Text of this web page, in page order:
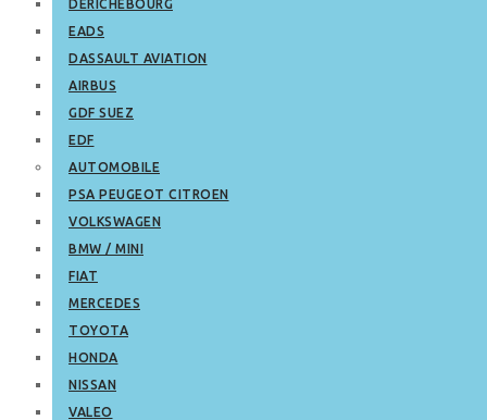
DERICHEBOURG
EADS
DASSAULT AVIATION
AIRBUS
GDF SUEZ
EDF
AUTOMOBILE
PSA PEUGEOT CITROEN
VOLKSWAGEN
BMW / MINI
FIAT
MERCEDES
TOYOTA
HONDA
NISSAN
VALEO